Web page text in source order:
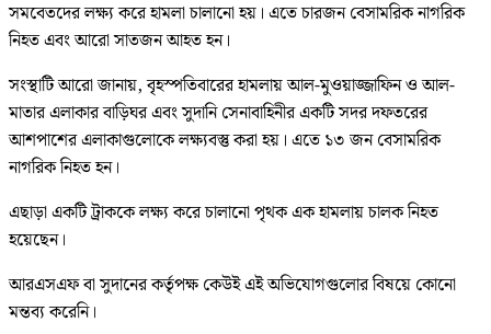
সমবেতদের লক্ষ্য করে হামলা চালানো হয়। এতে চারজন বেসামরিক নাগরিক
নিহত এবং আরো সাতজন আহত হন।
সংস্থাটি আরো জানায়, বৃহস্পতিবারের হামলায় আল-মুওয়াজ্জাফিন ও আল-
মাতার এলাকার বাড়িঘর এবং সুদানি সেনাবাহিনীর একটি সদর দফতরের
আশপাশের এলাকাগুলোকে লক্ষ্যবস্তু করা হয়। এতে ১৩ জন বেসামরিক
নাগরিক নিহত হন।
এছাড়া একটি ট্রাককে লক্ষ্য করে চালানো পৃথক এক হামলায় চালক নিহত
হয়েছেন।
আরএসএফ বা সুদানের কর্তৃপক্ষ কেউই এই অভিযোগগুলোর বিষয়ে কোনো
মন্তব্য করেনি।